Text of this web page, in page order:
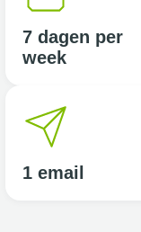
7 dagen per
week
1 email